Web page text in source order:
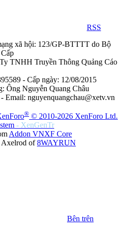
RSS
xã hội: 123/GP-BTTTT do Bộ
TNHH Truyền Thông Quảng Cáo
- Cấp ngày: 12/08/2015
Ông Nguyễn Quang Châu
Email: nguyenquangchau@xetv.vn
® © 2010-2026 XenForo Ltd.
- XenGenTr
Addon VNXF Core
Axelrod of8WAYRUN
Bên trên